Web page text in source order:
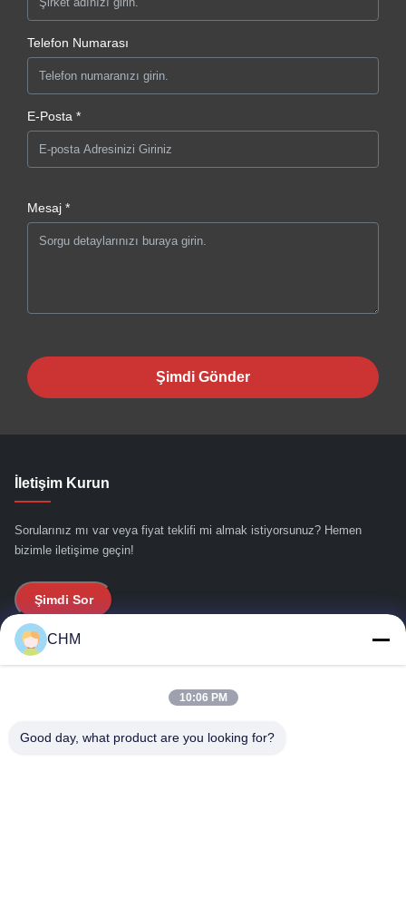
Telefon Numarası
E-Posta *
Mesaj *
Şimdi Gönder
İletişim Kurun
Sorularınız mı var veya fiyat teklifi mi almak istiyorsunuz? Hemen
bizimle iletişime geçin!
Şimdi Sor
Hızlı Bağlantılar
Bizim Hakkımızda
CHM
10:06 PM
Good day, what product are you looking for?